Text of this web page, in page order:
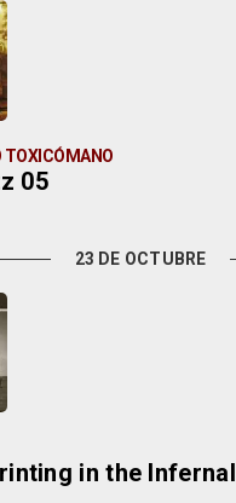
TOXICÓMANO
05
23 DE OCTUBRE
in the